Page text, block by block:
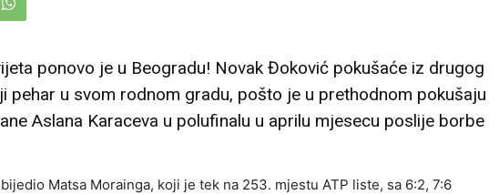
ponovo je u Beogradu! Novak Đoković pokušaće iz drugog
pehar u svom rodnom gradu, pošto je u prethodnom pokušaju
Aslana Karaceva u polufinalu u aprilu mjesecu poslije borbe
Matsa Morainga, koji je tek na 253. mjestu ATP liste, sa 6:2, 7:6